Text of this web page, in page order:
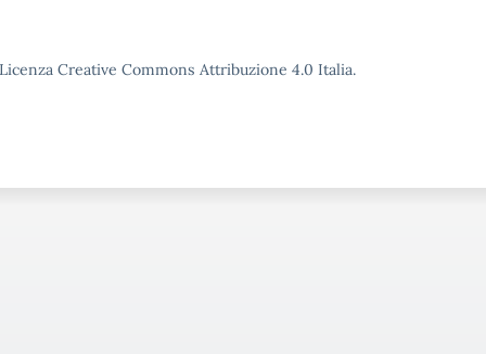
Creative Commons Attribuzione 4.0 Italia.